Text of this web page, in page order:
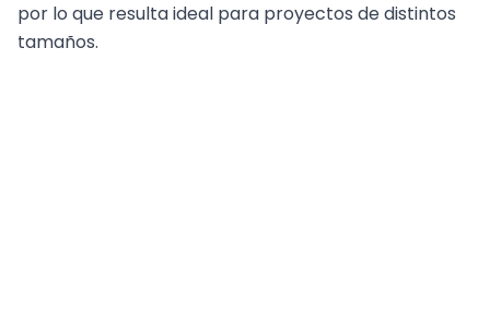
por lo que resulta ideal para proyectos de distintos
tamaños.